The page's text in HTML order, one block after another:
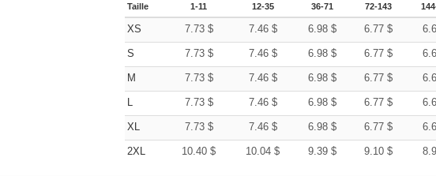
Taille 1-11 12-35 36-71 72-143
XS 7.73 $ 7.46 $ 6.98$ 6.77 $
S 7.73 $ 7.46 $ 6.98$ 6.77 $
M 7.73 $ 7.46 $ 6.98$ 6.77 $
L 7.73 $ 7.46 $ 6.98$ 6.77 $
XL 7.73 $ 7.46 $ 6.98$ 6.77 $
2XL 10.40$ 10.04$ 9.39$ 9.10 $